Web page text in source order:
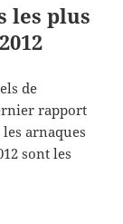
les plus
de
rapport
arnaques
sont les